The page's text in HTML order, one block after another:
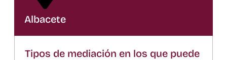
Albacete
Tipos de mediación en los que puede